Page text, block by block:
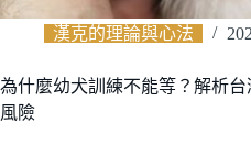
漢克的理論與心法
為什麼幼犬訓練不能等？解析
風險